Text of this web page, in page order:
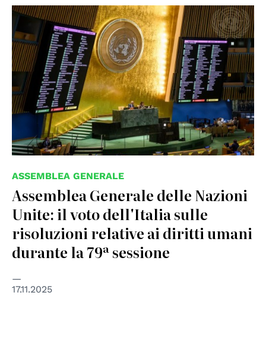
© UN Photo/Loey Felipe
ASSEMBLEA GENERALE
Assemblea Generale delle Nazioni
Unite: il voto dell'Italia sulle
risoluzioni relative ai diritti umani
durante la 79ª sessione
17.11.2025